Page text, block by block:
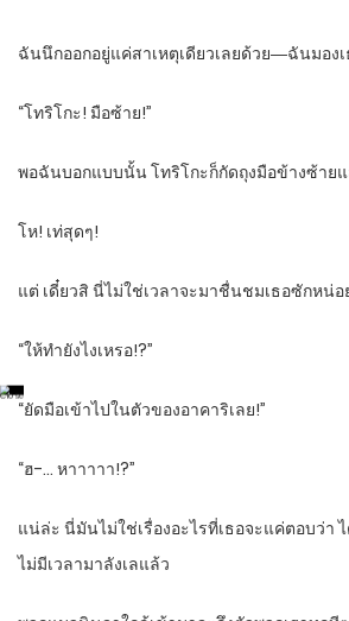
ฉันนึกออกอยู่แค่สาเหตุเดียวเลยด้วย―ฉันมอง
“โทริโกะ! มือซ้าย!”
พอฉันบอกแบบนั้น โทริโกะก็กัดถุงมือข้างซ้ายแ
โห! เท่สุดๆ!
แต่ เดี๋ยวสิ นี่ไม่ใช่เวลาจะมาชื่นชมเธอซักหน่อ
“ให้ทำยังไงเหรอ!?”
“ยัดมือเข้าไปในตัวของอาคาริเลย!”
“ฮ-… หาาาาา!?”
แน่ล่ะ นี่มันไม่ใช่เรื่องอะไรที่เธอจะแค่ตอบว่า
ไม่มีเวลามาลังเลแล้ว